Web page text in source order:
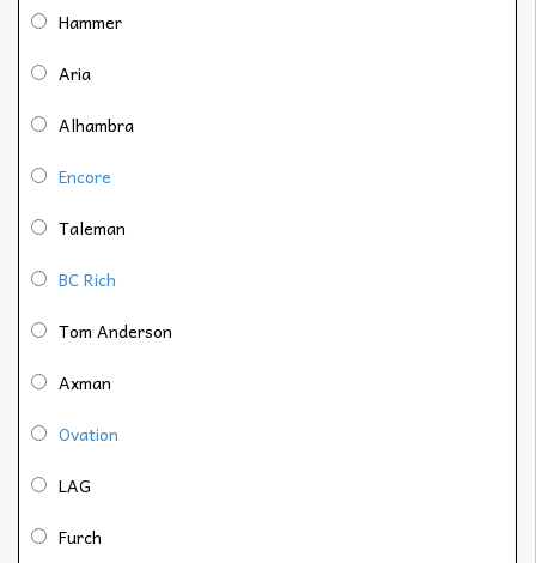
Hammer
Aria
Alhambra
Encore
Taleman
BC Rich
Tom Anderson
Axman
Ovation
LAG
Furch